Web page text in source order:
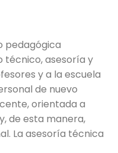
pedagógica
técnico, asesoría y
y a la escuela
de nuevo
orientada a
de esta manera,
La asesoría técnica